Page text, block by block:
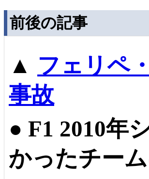
前後の記事
▲ フェリペ
事故
● F1 2010年
かったチー